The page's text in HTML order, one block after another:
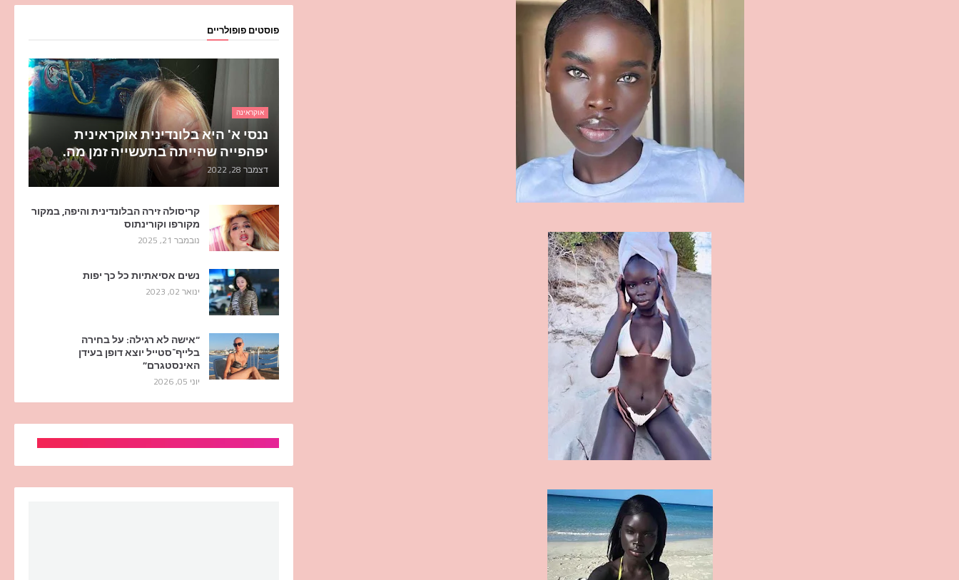
פוסטים פופולריים
אוקראינה
ננסי א' היא בלונדינית אוקראינית
יפהפייה שהייתה בתעשייה זמן מה.
דצמבר 28, 2022
קריסולה זירה הבלונדינית והיפה, במקור
מקורפו וקורינתוס
נובמבר 21, 2025
נשים אסיאתיות כל כך יפות
ינואר 02, 2023
“אישה לא רגילה: על בחירה
בלייף־סטייל יוצא דופן בעידן
האינסטגרם”
יוני 05, 2026